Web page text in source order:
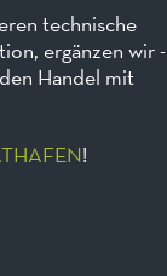
technische
ergänzen wir -
Handel mit
!